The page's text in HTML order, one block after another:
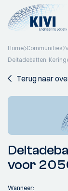
Home Communities
Deltadebatten:
Terug naar
voor
Wanneer: